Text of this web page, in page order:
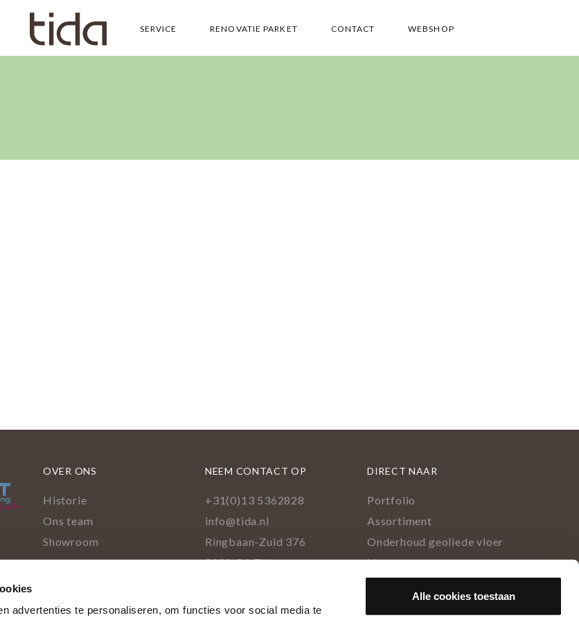
advertenties te personaliseren, om functies voor social media te
Alle cookies toestaan
SERVICE RENOVATIE PARKET CONTACT WEBSHOP
OVER ONS
Historie
Ons team
Showroom
NEEM CONTACT OP
+31(0)13 5362828
info@tida.nl
Ringbaan-Zuid 376
5022 GA Tilburg
DIRECT NAAR
Portfolio
Assortiment
Onderhoud geoliede vloer
Houtsoorten